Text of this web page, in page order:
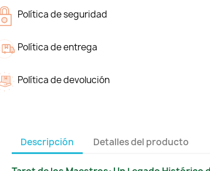
Política de seguridad
Política de entrega
Política de devolución
Descripción Detalles del producto